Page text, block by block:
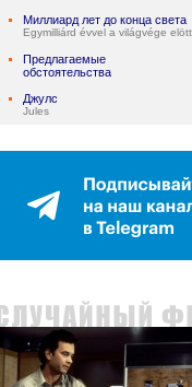
Миллиард лет до конца света
Egymilliárd évvel a világvége elött
Предлагаемые
обстоятельства
Джулс
Jules